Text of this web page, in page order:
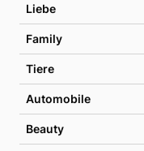
Liebe
Family
Tiere
Automobile
Beauty